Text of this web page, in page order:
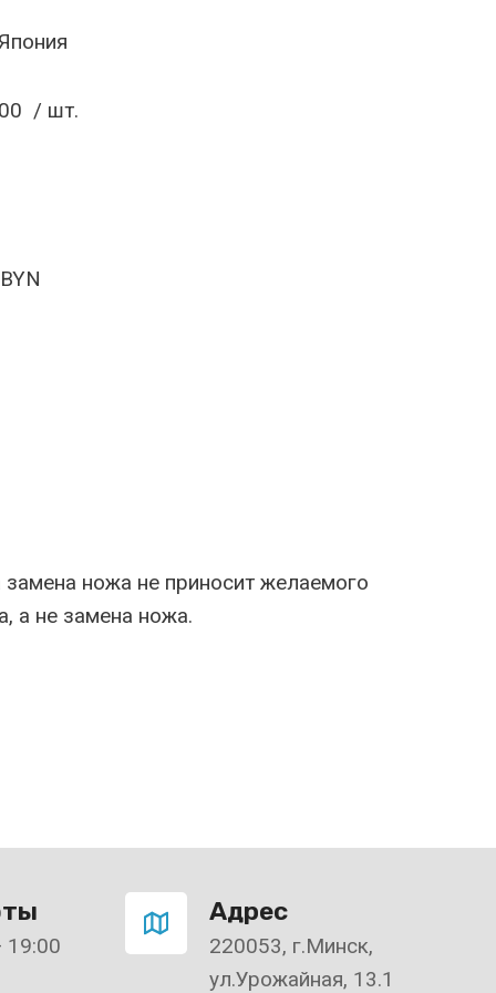
/ шт.
ножа не приносит желаемого
а не замена ножа.
19:00
Адрес
220053, г.Минск,
ул.Урожайная, 13.1